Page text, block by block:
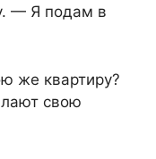
— Я подам в
же квартиру?
свою